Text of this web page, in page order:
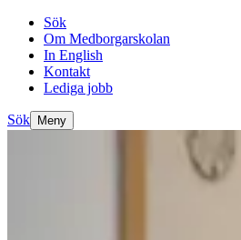
Sök
Om Medborgarskolan
In English
Kontakt
Lediga jobb
Sök Meny